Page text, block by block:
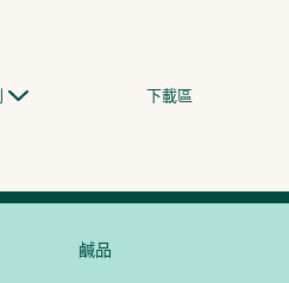
下載區
鹹品